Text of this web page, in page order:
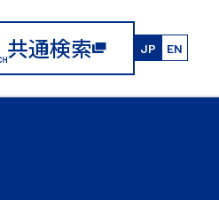
共通検索 JP EN